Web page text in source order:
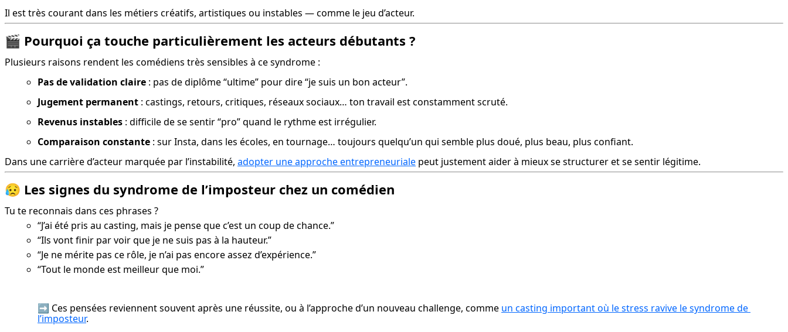
Il est très courant dans les métiers créatifs, artistiques ou instables — comme le jeu d’acteur.
🎬 Pourquoi ça touche particulièrement les acteurs débutants ?
Plusieurs raisons rendent les comédiens très sensibles à ce syndrome :
Pas de validation claire : pas de diplôme “ultime” pour dire “je suis un bon acteur”.
Jugement permanent : castings, retours, critiques, réseaux sociaux… ton travail est constamment scruté.
Revenus instables : difficile de se sentir “pro” quand le rythme est irrégulier.
Comparaison constante : sur Insta, dans les écoles, en tournage… toujours quelqu’un qui semble plus doué, plus beau, plus confiant.
Dans une carrière d’acteur marquée par l’instabilité, adopter une approche entrepreneuriale peut justement aider à mieux se structurer et se sentir légitime.
😥 Les signes du syndrome de l’imposteur chez un comédien
Tu te reconnais dans ces phrases ?
“J’ai été pris au casting, mais je pense que c’est un coup de chance.”
“Ils vont finir par voir que je ne suis pas à la hauteur.”
“Je ne mérite pas ce rôle, je n’ai pas encore assez d’expérience.”
“Tout le monde est meilleur que moi.”
➡️ Ces pensées reviennent souvent après une réussite, ou à l’approche d’un nouveau challenge, comme un casting important où le stress ravive le syndrome de
l’imposteur.